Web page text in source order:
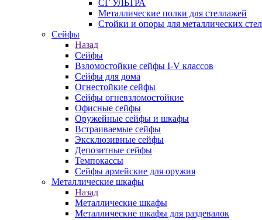
СГ УЛЬТРА
Металлические полки для стеллажей
Стойки и опоры для металлических
Сейфы
Назад
Сейфы
Взломостойкие сейфы I-V классов
Сейфы для дома
Огнестойкие сейфы
Сейфы огневзломостойкие
Офисные сейфы
Оружейные сейфы и шкафы
Встраиваемые сейфы
Эксклюзивные сейфы
Депозитные сейфы
Темпокассы
Сейфы армейские для оружия
Металлические шкафы
Назад
Металлические шкафы
Металлические шкафы для раздевалок